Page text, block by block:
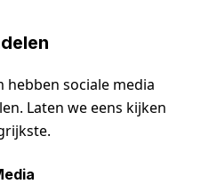
sociale media
Laten we eens kijken